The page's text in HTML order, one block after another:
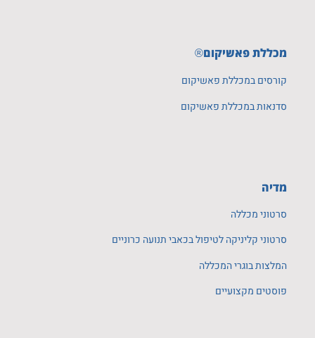
מכללת פאשיקום®
קורסים במכללת פאשיקום
סדנאות במכללת פאשיקום
מדיה
סרטוני מכללה
סרטוני קליניקה לטיפול בכאבי תנועה כרוניים
המלצות בוגרי המכללה
פוסטים מקצועיים